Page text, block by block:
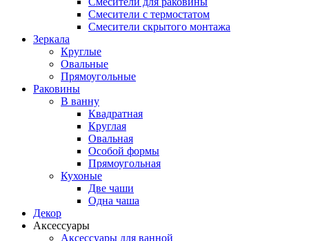
Смесители с термостатом
Смесители скрытого монтажа
Зеркала
Круглые
Овальные
Прямоугольные
Раковины
В ванну
Квадратная
Круглая
Овальная
Особой формы
Прямоугольная
Кухоные
Две чаши
Одна чаша
Декор
Аксессуары
Аксессуары для ванной